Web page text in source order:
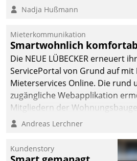
Nadja Hußmann
Mieterkommunikation
Smartwohnlich
Die NEUE LÜBECKER erneuert
ServicePortal von Grund auf mit
Mieterservices Online. Die rund
zugängliche Webapplikation
Mitgliedern der
Kontaktaufnahme per
Andreas Lerchner
Kundenstory